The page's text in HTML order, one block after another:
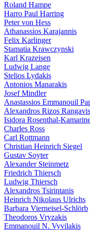
Roland Hampe
Harro Paul Harring
Peter von Hess
Athanassios Karajannis
Felix Karlinger
Stamatia Krawczynski
Karl Krazeisen
Ludwig Lange
Stelios Lydakis
Antonios Manarakis
Josef Mindler
Anastassios Emmanouil
Alexandros Rizos Rangavis
Isidora Rosenthal-
Charles Ross
Carl Rottmann
Christian Heinrich Siegel
Gustav Soyter
Alexander Steinmetz
Friedrich Thiersch
Ludwig Thiersch
Alexandros Tsirintanis
Heinrich Nikolaus Ulrichs
Barbara Vierneisel-Schlörb
Theodoros Vryzakis
Emmanouil Ν. Vyvilakis